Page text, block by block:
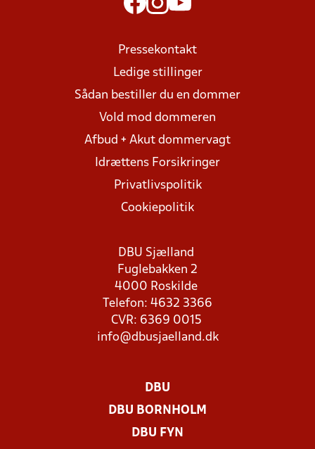
Pressekontakt
Ledige stillinger
Sådan bestiller du en dommer
Vold mod dommeren
Afbud + Akut dommervagt
Idrættens Forsikringer
Privatlivspolitik
Cookiepolitik
DBU Sjælland
Fuglebakken 2
4000 Roskilde
Telefon: 4632 3366
CVR: 6369 0015
info@dbusjaelland.dk
DBU
DBU BORNHOLM
DBU FYN